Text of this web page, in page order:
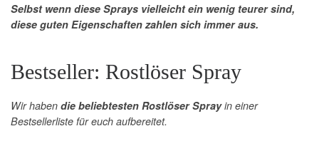
Selbst wenn diese Sprays vielleicht ein wenig teurer sind,
diese guten Eigenschaften zahlen sich immer aus.
Bestseller: Rostlöser Spray
Wir haben die beliebtesten Rostlöser Sprayin einer
Bestsellerliste für euch aufbereitet.